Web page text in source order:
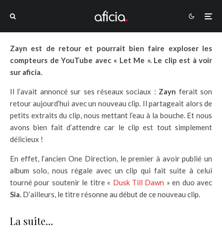
Zayn est de retour et pourrait bien faire exploser les
compteurs de YouTube avec « Let Me ». Le clip est à voir
sur aficia.
Il l’avait annoncé sur ses réseaux sociaux : Zayn ferait son
retour aujourd’hui avec un nouveau clip. Il partageait alors de
petits extraits du clip, nous mettant l’eau à la bouche. Et nous
avons bien fait d’attendre car le clip est tout simplement
délicieux !
En effet, l’ancien One Direction, le premier à avoir publié un
album solo, nous régale avec un clip qui fait suite à celui
tourné pour soutenir le titre « Dusk Till Dawn » en duo avec
Sia. D’ailleurs, le titre résonne au début de ce nouveau clip.
La suite…